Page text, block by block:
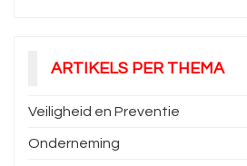
ARTIKELS PER THEMA
Veiligheid en Preventie
Onderneming